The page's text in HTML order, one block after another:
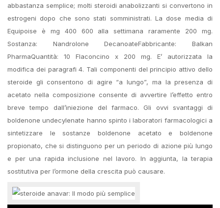
abbastanza semplice; molti steroidi anabolizzanti si convertono in
estrogeni dopo che sono stati somministrati. La dose media di
Equipoise è mg 400 600 alla settimana raramente 200 mg.
Sostanza: Nandrolone DecanoateFabbricante: Balkan
PharmaQuantità: 10 Flaconcino x 200 mg. E’ autorizzata la
modifica dei paragrafi 4. Tali componenti del principio attivo dello
steroide gli consentono di agire “a lungo”, ma la presenza di
acetato nella composizione consente di avvertire l’effetto entro
breve tempo dall’iniezione del farmaco. Gli ovvi svantaggi di
boldenone undecylenate hanno spinto i laboratori farmacologici a
sintetizzare le sostanze boldenone acetato e boldenone
propionato, che si distinguono per un periodo di azione più lungo
e per una rapida inclusione nel lavoro. In aggiunta, la terapia
sostitutiva per l’ormone della crescita può causare.